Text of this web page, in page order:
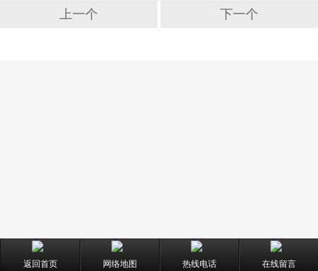
上一个 下一个
返回首页 网络地图 热线电话 在线留言